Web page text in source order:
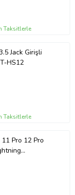
Taksitlerle
Jack Girişli
HS12
Taksitlerle
Pro 12 Pro